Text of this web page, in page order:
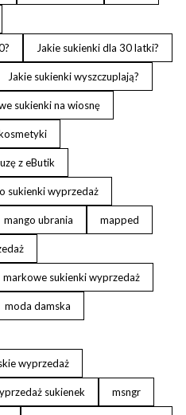
Jakie sukienki dla 30 latki?
Jakie sukienki wyszczuplają?
sukienki na wiosnę
z eButik
sukienki wyprzedaż
mango ubrania mapped
markowe sukienki wyprzedaż
moda damska
wyprzedaż
sukienek msngr